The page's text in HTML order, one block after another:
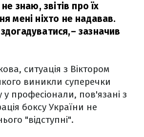
знаю, звітів про їх
мені ніхто не надавав.
– зазначив
ситуація з Віктором
виникли суперечки
у професіонали, пов'язані з
боксу України не
"відступні".